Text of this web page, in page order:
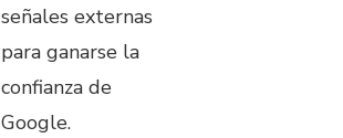
señales externas
para ganarse la
confianza de
Google.